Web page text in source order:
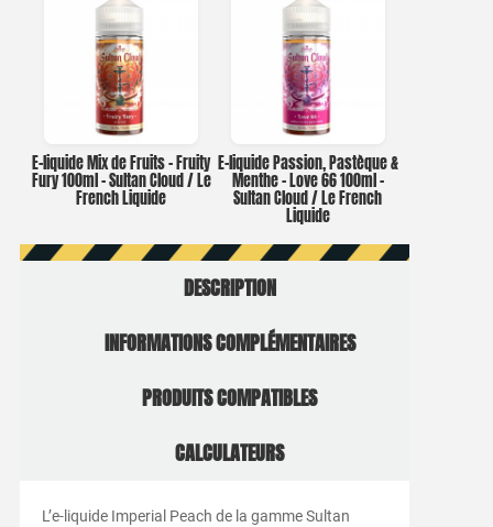
E-liquide Mix de Fruits – Fruity
Fury 100ml – Sultan Cloud / Le
French Liquide
E-liquide Passion, Pastèque &
Menthe – Love 66 100ml –
Sultan Cloud / Le French
Liquide
DESCRIPTION
INFORMATIONS COMPLÉMENTAIRES
PRODUITS COMPATIBLES
CALCULATEURS
L’e-liquide Imperial Peach de la gamme Sultan